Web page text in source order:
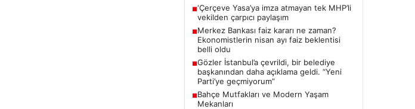
■‘Çerçeve Yasa’ya imza atmayan tek MHP’li
vekilden çarpıcı paylaşım
■Merkez Bankası faiz kararı ne zaman?
Ekonomistlerin nisan ayı faiz beklentisi
belli oldu
■Gözler İstanbul’a çevrildi, bir belediye
başkanından daha açıklama geldi. “Yeni
Parti’ye geçmiyorum”
■Bahçe Mutfakları ve Modern Yaşam
Mekanları